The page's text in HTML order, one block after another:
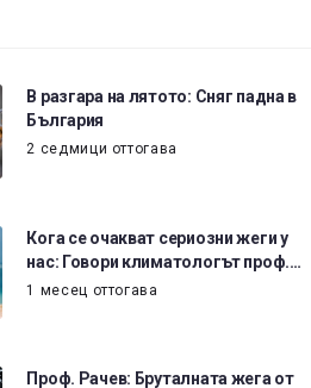
В разгара на лятото: Сняг падна в
България
2 седмици оттогава
Кога се очакват сериозни жеги у
нас: Говори климатологът проф.…
1 месец оттогава
Проф. Рачев: Бруталната жега от